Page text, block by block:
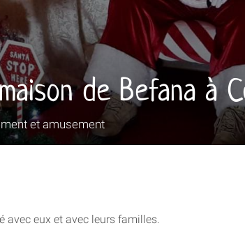
de Befana à
et amusement
avec eux et avec leurs familles.